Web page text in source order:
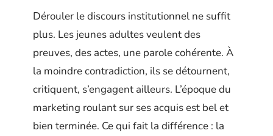
Dérouler le discours institutionnel ne suffit
plus. Les jeunes adultes veulent des
preuves, des actes, une parole cohérente. À
la moindre contradiction, ils se détournent,
critiquent, s’engagent ailleurs. L’époque du
marketing roulant sur ses acquis est bel et
bien terminée. Ce qui fait la différence : la